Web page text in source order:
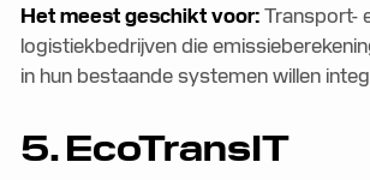
Het meest geschikt voor:Transport-
logistiekbedrijven die
in hun bestaande systemen willen
5. EcoTransIT